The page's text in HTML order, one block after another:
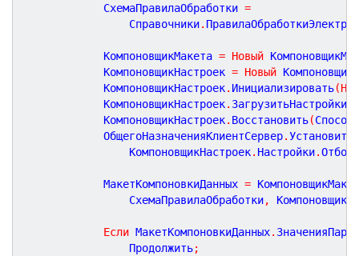
			СхемаПравилаОбработки
=
				Справочники
.
			КомпоновщикМакета
= Новый
			КомпоновщикНастроек
= Новый
			КомпоновщикНастроек
. Инициализировать(
			КомпоновщикНастроек
. ЗагрузитьНастройки
			КомпоновщикНастроек
. Восстановить(
			ОбщегоНазначенияКлиентСервер
.
				КомпоновщикНастроек
. Настройки.Отбор
			МакетКомпоновкиДанных
=
				СхемаПравилаОбработки
,
Если МакетКомпоновкиДанных.
				Продолжить
;